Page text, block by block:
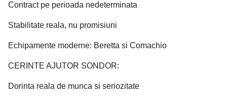
Contract pe perioada nedeterminata
Stabilitate reala, nu promisiuni
Echipamente moderne: Beretta si Comachio
CERINTE AJUTOR SONDOR:
Dorinta reala de munca si seriozitate